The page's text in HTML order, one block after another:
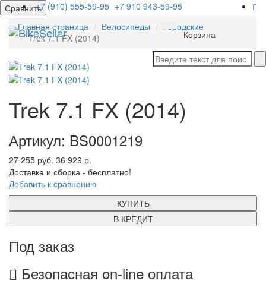
Сравнить+7 (910) 555-59-95 +7 910 943-59-95
Корзина
Главная страница Велосипеды
Городские
Trek 7.1 FX (2014)
Trek 7.1 FX (2014)
Артикул: BS0001219
27 255 руб. 36 929 р.
Доставка и сборка - бесплатно!
Добавить к сравнению
КУПИТЬ
В КРЕДИТ
Под заказ
Безопасная on-line оплата